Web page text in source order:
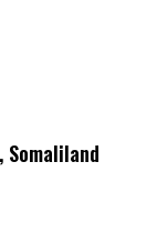
Somaliland